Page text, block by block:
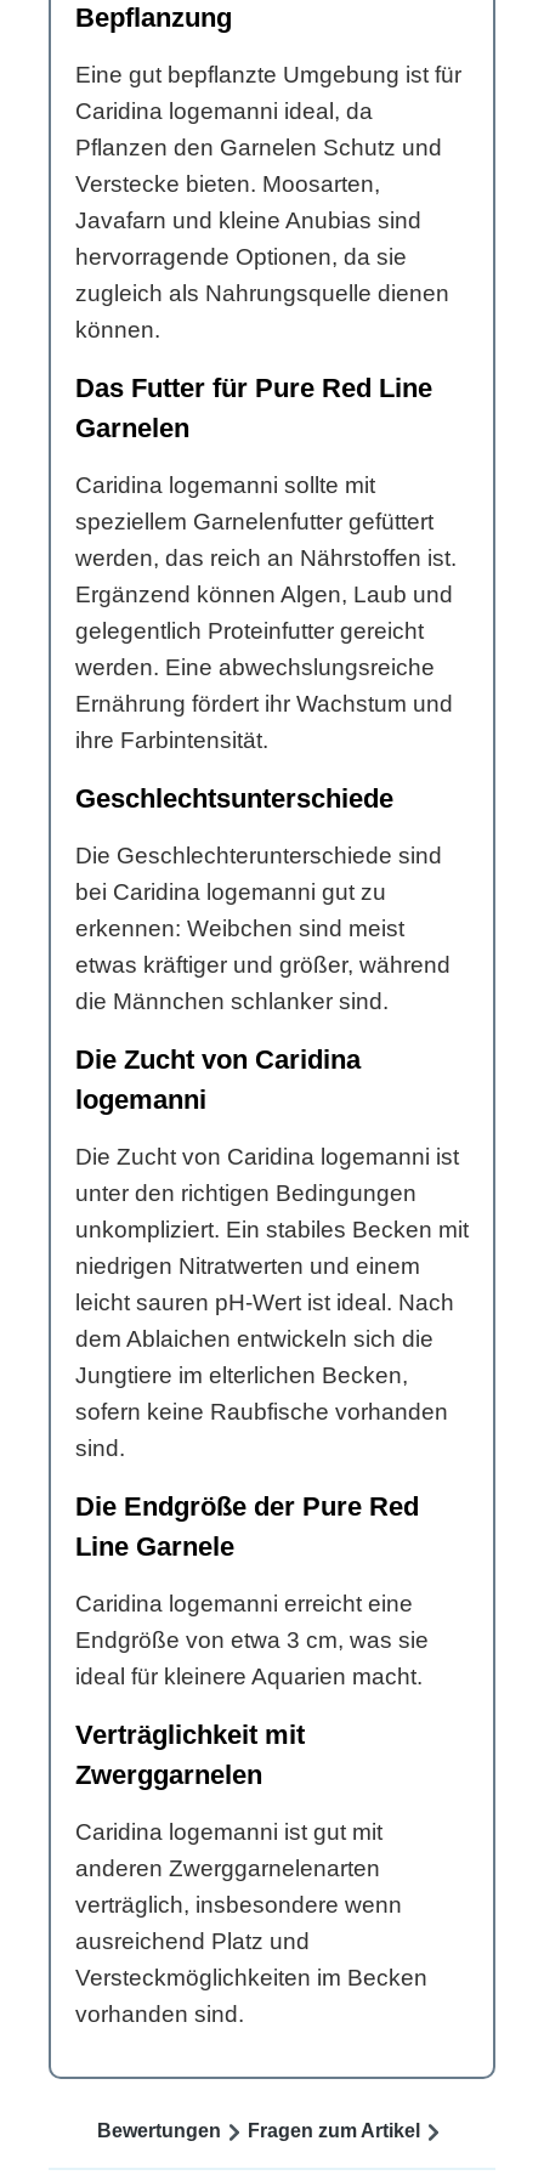
Bepflanzung
Eine gut bepflanzte Umgebung ist für
Caridina logemanni ideal, da
Pflanzen den Garnelen Schutz und
Verstecke bieten. Moosarten,
Javafarn und kleine Anubias sind
hervorragende Optionen, da sie
zugleich als Nahrungsquelle dienen
können.
Das Futter für Pure Red Line
Garnelen
Caridina logemanni sollte mit
speziellem Garnelenfutter gefüttert
werden, das reich an Nährstoffen ist.
Ergänzend können Algen, Laub und
gelegentlich Proteinfutter gereicht
werden. Eine abwechslungsreiche
Ernährung fördert ihr Wachstum und
ihre Farbintensität.
Geschlechtsunterschiede
Die Geschlechterunterschiede sind
bei Caridina logemanni gut zu
erkennen: Weibchen sind meist
etwas kräftiger und größer, während
die Männchen schlanker sind.
Die Zucht von Caridina
logemanni
Die Zucht von Caridina logemanni ist
unter den richtigen Bedingungen
unkompliziert. Ein stabiles Becken mit
niedrigen Nitratwerten und einem
leicht sauren pH-Wert ist ideal. Nach
dem Ablaichen entwickeln sich die
Jungtiere im elterlichen Becken,
sofern keine Raubfische vorhanden
sind.
Die Endgröße der Pure Red
Line Garnele
Caridina logemanni erreicht eine
Endgröße von etwa 3 cm, was sie
ideal für kleinere Aquarien macht.
Verträglichkeit mit
Zwerggarnelen
Caridina logemanni ist gut mit
anderen Zwerggarnelenarten
verträglich, insbesondere wenn
ausreichend Platz und
Versteckmöglichkeiten im Becken
vorhanden sind.
Bewertungen Fragen zum Artikel